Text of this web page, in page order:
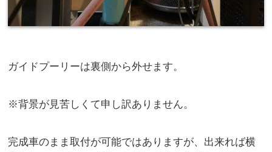
ガイドプーリーは裏側から外せます。
※背景が見苦しくて申し訳ありません。
完成車のまま取付が可能ではありますが、出来れば横